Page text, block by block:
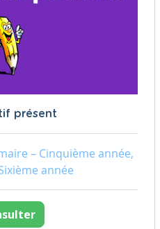
présent
– Cinquième année,
année